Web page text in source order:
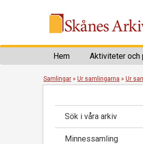
Hem Aktiviteter och
Samlingar » Ur samlingarna » Ur
Sök i våra arkiv
Minnessamling